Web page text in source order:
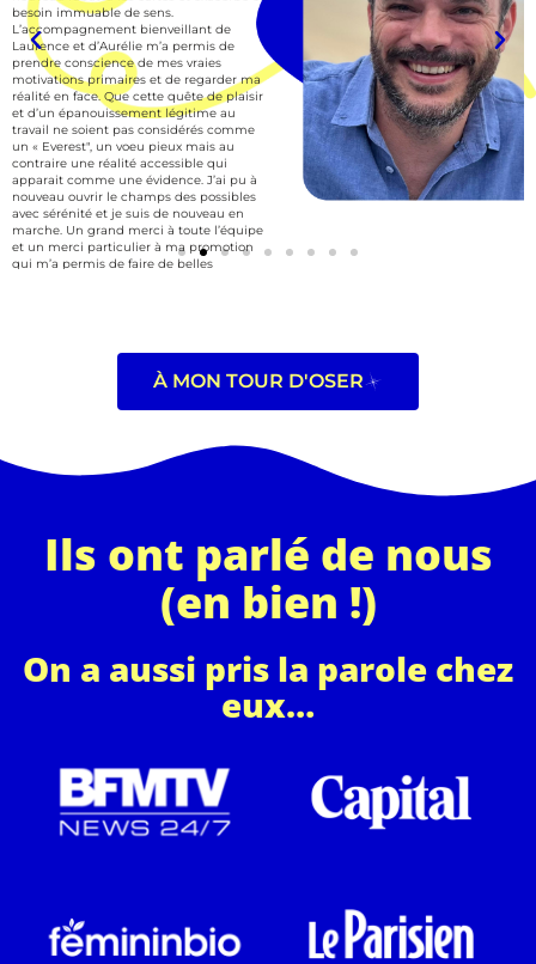
besoin immuable de sens.
L’accompagnement bienveillant de
Laurence et d’Aurélie m’a permis de
prendre conscience de mes vraies
motivations primaires et de regarder ma
réalité en face. Que cette quête de plaisir
et d’un épanouissement légitime au
travail ne soient pas considérés comme
un « Everest", un voeu pieux mais au
contraire une réalité accessible qui
apparait comme une évidence. J’ai pu à
nouveau ouvrir le champs des possibles
avec sérénité et je suis de nouveau en
marche. Un grand merci à toute l’équipe
et un merci particulier à ma promotion
qui m’a permis de faire de belles
À MON TOUR D'OSER
Ils ont parlé de nous
(en bien !)
On a aussi pris la parole chez
eux…